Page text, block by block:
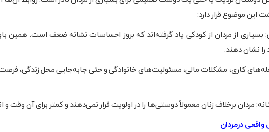
موضوع قرار دارد:
از مردان از کودکی یاد گرفته‌اند که بروز احساسات نشانه ضعف است. همین
نشان دهند.
کاری، مشکلات مالی، مسئولیت‌های خانوادگی و حتی جابه‌جایی محل زندگی،
درمردان